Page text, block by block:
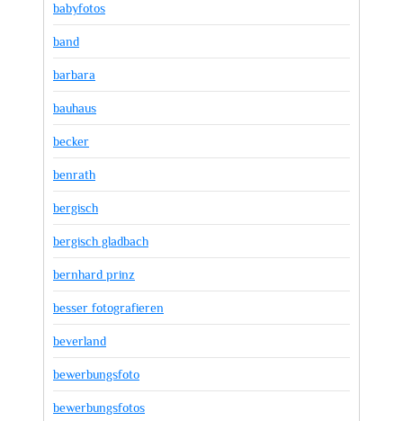
babyfotos
band
barbara
bauhaus
becker
benrath
bergisch
bergisch gladbach
bernhard prinz
besser fotografieren
beverland
bewerbungsfoto
bewerbungsfotos